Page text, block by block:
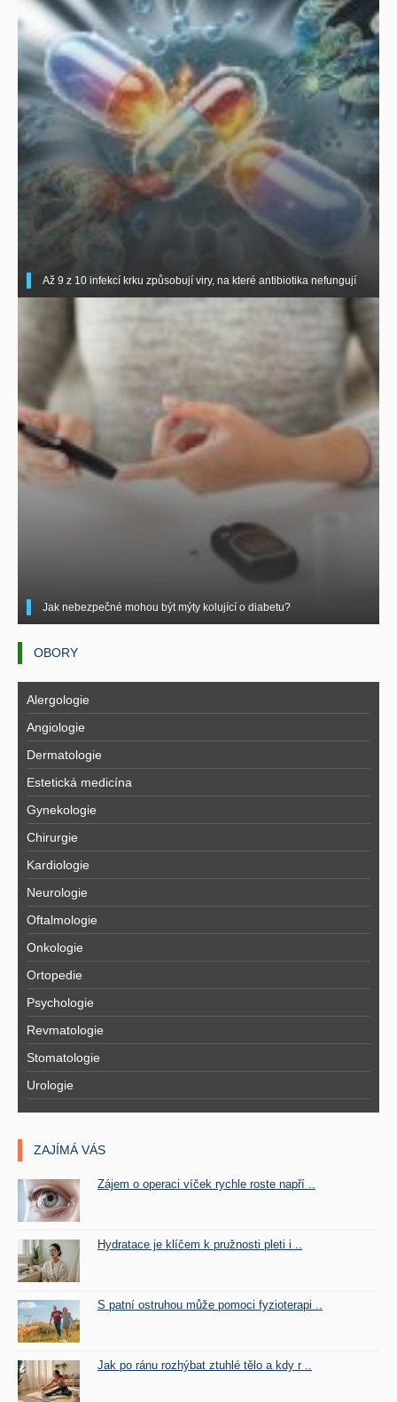
Až 9 z 10 infekcí krku způsobují viry, na které antibiotika nefungují
Jak nebezpečné mohou být mýty kolující o diabetu?
OBORY
Alergologie
Angiologie
Dermatologie
Estetická medicína
Gynekologie
Chirurgie
Kardiologie
Neurologie
Oftalmologie
Onkologie
Ortopedie
Psychologie
Revmatologie
Stomatologie
Urologie
ZAJÍMÁ VÁS
Zájem o operaci víček rychle roste napří ..
Hydratace je klíčem k pružnosti pleti i ..
S patní ostruhou může pomoci fyzioterapi ..
Jak po ránu rozhýbat ztuhlé tělo a kdy r ..